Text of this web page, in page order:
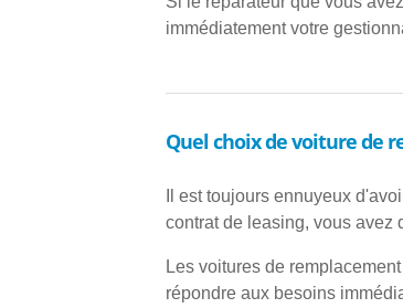
immédiatement votre
Quel choix de voiture de
Il est toujours ennuyeux
contrat de leasing, vous avez
Les voitures de
répondre aux besoins